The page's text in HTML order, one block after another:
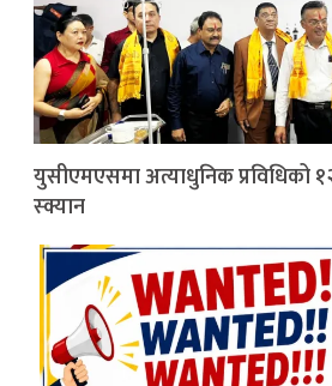
युसीएमएसमा अत्याधुनिक प्रविधिको
स्क्यान